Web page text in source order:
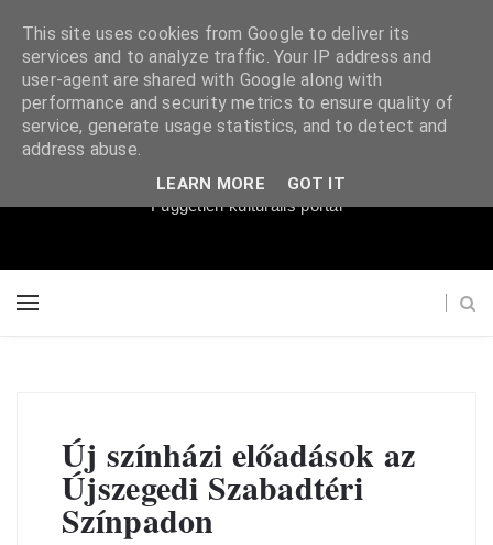
Súgópéldány
Független kulturális portál
Új színházi előadások az
Újszegedi Szabadtéri
Színpadon
This site uses cookies from Google to deliver its
services and to analyze traffic. Your IP address and
user-agent are shared with Google along with
performance and security metrics to ensure quality of
service, generate usage statistics, and to detect and
address abuse.
LEARN MORE GOT IT